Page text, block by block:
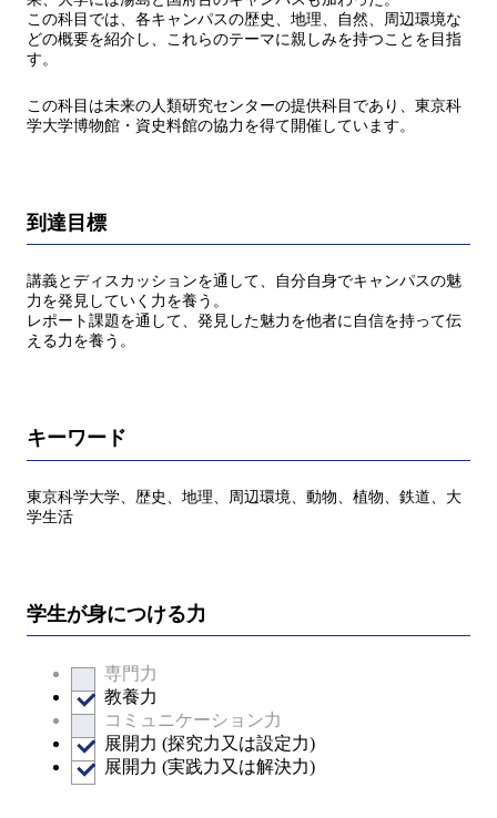
この科目では、各キャンパスの歴史、地理、自然、周辺環境な
どの概要を紹介し、これらのテーマに親しみを持つことを目指
す。
この科目は未来の人類研究センターの提供科目であり、東京科
学大学博物館・資史料館の協力を得て開催しています。
到達目標
講義とディスカッションを通して、自分自身でキャンパスの魅
力を発見していく力を養う。
レポート課題を通して、発見した魅力を他者に自信を持って伝
える力を養う。
キーワード
東京科学大学、歴史、地理、周辺環境、動物、植物、鉄道、大
学生活
学生が身につける力
専門力
教養力
コミュニケーション力
展開力 (探究力又は設定力)
展開力 (実践力又は解決力)